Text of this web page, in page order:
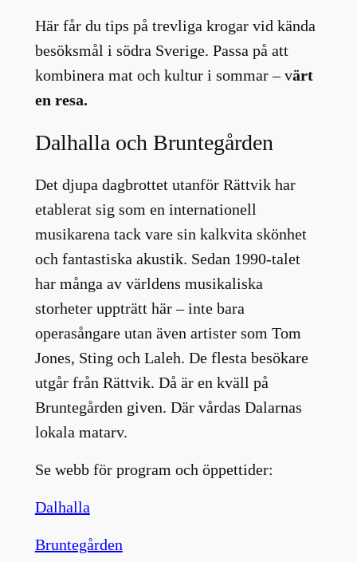
Här får du tips på trevliga krogar vid kända
besöksmål i södra Sverige. Passa på att
kombinera mat och kultur i sommar – värt
en resa.
Dalhalla och Bruntegården
Det djupa dagbrottet utanför Rättvik har
etablerat sig som en internationell
musikarena tack vare sin kalkvita skönhet
och fantastiska akustik. Sedan 1990-talet
har många av världens musikaliska
storheter uppträtt här – inte bara
operasångare utan även artister som Tom
Jones, Sting och Laleh. De flesta besökare
utgår från Rättvik. Då är en kväll på
Bruntegården given. Där vårdas Dalarnas
lokala matarv.
Se webb för program och öppettider:
Dalhalla
Bruntegården